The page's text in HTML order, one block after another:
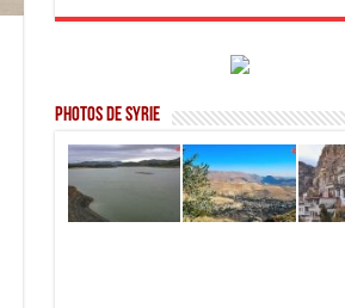
Photos de Syrie